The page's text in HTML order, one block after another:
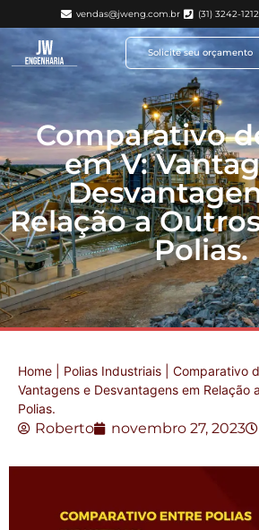
vendas@jweng.com.br (31) 3242-1212
Solicite seu orçamento
Comparativo
em V:
Relação a
Polias.
Home Polias Industriais
Comparativo
Vantagens e Desvantagens em Relação
Polias.
Roberto novembro 27, 2023